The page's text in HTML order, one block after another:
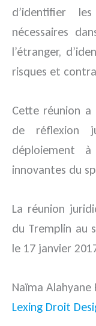
d’identifier
nécessaires
l’étranger,
risques et
Cette réunion
de réflexion
déploiement
innovantes du
La réunion
du Tremplin au
le 17 janvier
Naïma Alahyane
Lexing Droit